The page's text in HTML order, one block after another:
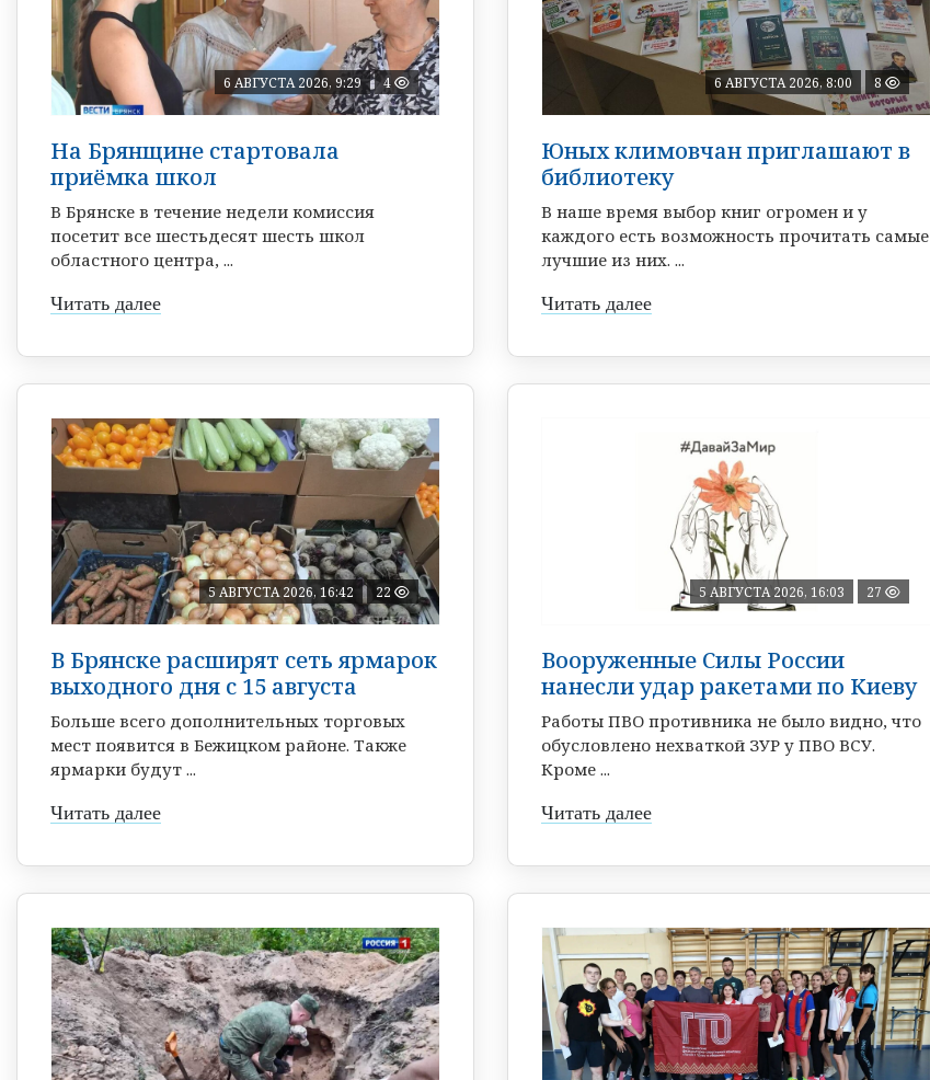
6 АВГУСТА 2026, 9:29 4
На Брянщине стартовала
приёмка школ
В Брянске в течение недели комиссия
посетит все шестьдесят шесть школ
областного центра, ...
Читать далее
6 АВГУСТА 2026, 8:00 8
Юных климовчан приглашают в
библиотеку
В наше время выбор книг огромен и у
каждого есть возможность прочитать самые
лучшие из них. ...
Читать далее
5 АВГУСТА 2026, 16:42 22
В Брянске расширят сеть ярмарок
выходного дня с 15 августа
Больше всего дополнительных торговых
мест появится в Бежицком районе. Также
ярмарки будут ...
Читать далее
5 АВГУСТА 2026, 16:03 27
Вооруженные Силы России
нанесли удар ракетами по Киеву
Работы ПВО противника не было видно, что
обусловлено нехваткой ЗУР у ПВО ВСУ.
Кроме ...
Читать далее